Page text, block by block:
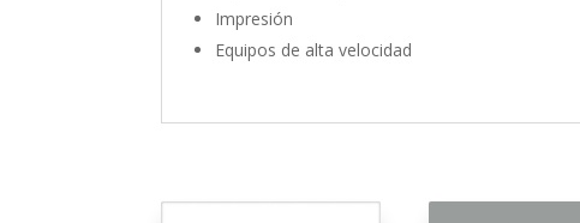
Impresión
Equipos de alta velocidad